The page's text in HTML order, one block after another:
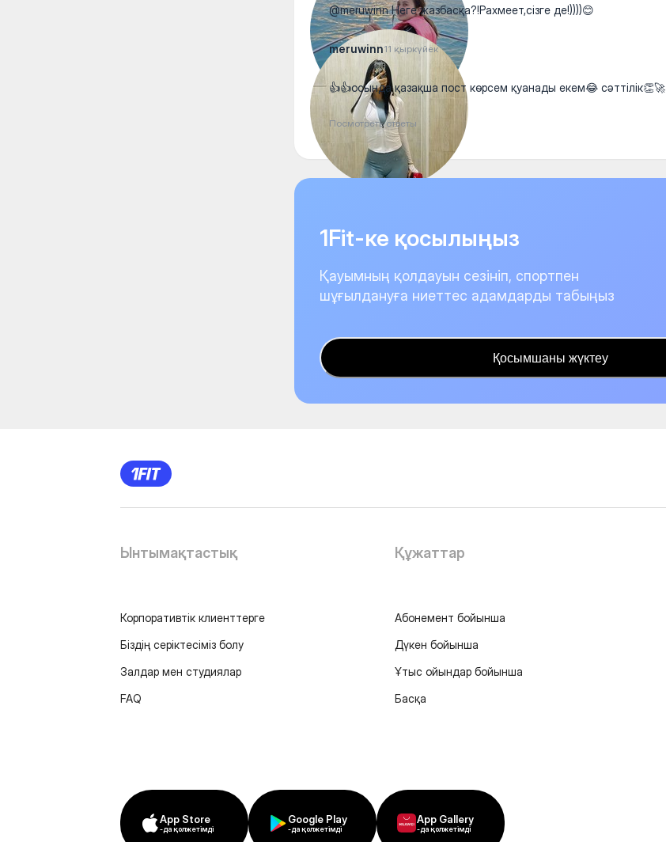
@meruwinn Неге жазбасқа?!Рахмеет,сізге де!))))😊
meruwinn11 қыркүйек
👍👍осында қазақша пост көрсем қуанады екем😂 сәттілік👏🚀
Посмотреть ответы
1Fit-ке қосылыңыз
Қауымның қолдауын сезініп, спортпен
шұғылдануға ниеттес адамдарды табыңыз
Қосымшаны жүктеу
Ынтымақтастық
Корпоративтік клиенттерге
Біздің серіктесіміз болу
Залдар мен студиялар
FAQ
Құжаттар
Абонемент бойынша
Дүкен бойынша
Ұтыс ойындар бойынша
Басқа
App Store
-да қолжетімді
Google Play
-да қолжетімді
App Gallery
-да қолжетімді